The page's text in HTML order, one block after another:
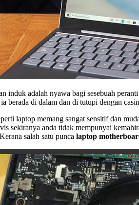
induk adalah nyawa bagi sesebuah
berada di dalam dan di tutupi dengan
laptop memang sangat sensitif dan
sekiranya anda tidak mempunyai
salah satu punca laptop